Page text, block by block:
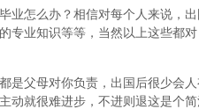
业怎么办？相信对每个人来说，
专业知识等等，当然以上这些都
是父母对你负责，出国后很少会
动就很难进步，不进则退这是个